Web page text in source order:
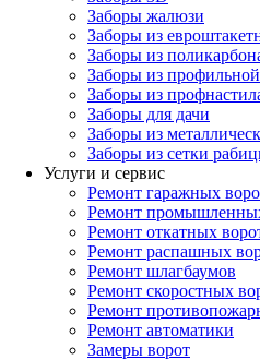
Заборы жалюзи
Заборы из
Заборы из
Заборы из
Заборы из
Заборы для дачи
Заборы из
Заборы из сетки
Услуги и сервис
Ремонт гаражных
Ремонт
Ремонт откатных
Ремонт распашных
Ремонт шлагбаумов
Ремонт скоростных
Ремонт
Ремонт автоматики
Замеры ворот